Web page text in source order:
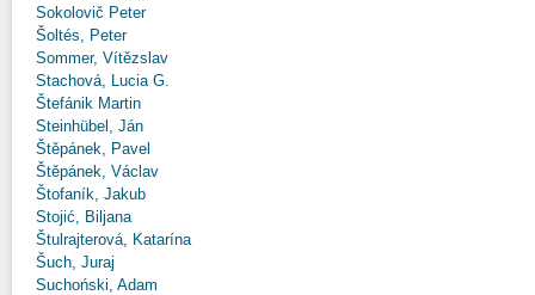
Sokolovič Peter
Šoltés, Peter
Sommer, Vítězslav
Stachová, Lucia G.
Štefánik Martin
Steinhübel, Ján
Štěpánek, Pavel
Štěpánek, Václav
Štofaník, Jakub
Stojić, Biljana
Štulrajterová, Katarína
Šuch, Juraj
Suchoński, Adam